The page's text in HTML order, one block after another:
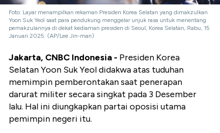
Foto: Layar menampilkan rekaman Presiden Korea Selatan yang dimakzulkan
Yoon Suk Yeol saat para pendukung menggelar unjuk rasa untuk menentang
pemakzulannya di dekat kediaman presiden di Seoul, Korea Selatan, Rabu, 15
Januari 2025. (AP/Lee Jin-man)
Jakarta, CNBC Indonesia - Presiden Korea
Selatan Yoon Suk Yeol didakwa atas tuduhan
memimpin pemberontakan saat penerapan
darurat militer secara singkat pada 3 Desember
lalu. Hal ini diungkapkan partai oposisi utama
pemimpin negeri itu.